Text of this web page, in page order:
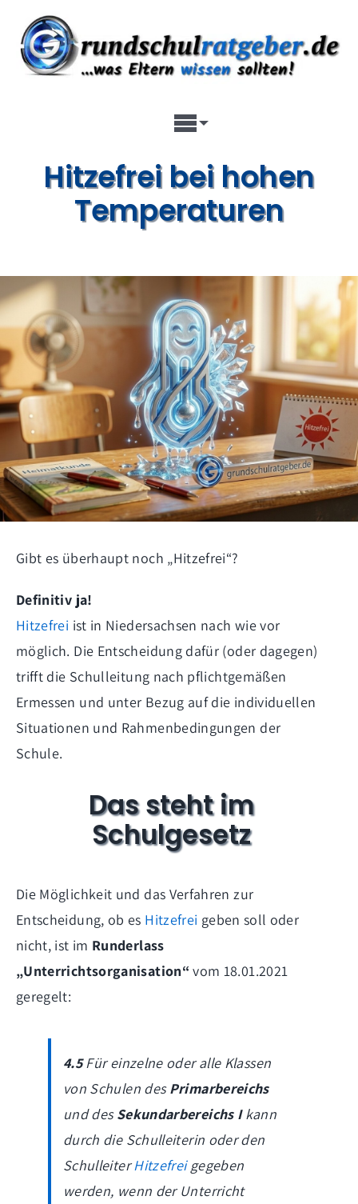
Inhalt
springen
Toggle
Navigation
Hitzefrei bei hohen
Temperaturen
Gibt es überhaupt noch „Hitzefrei“?
Definitiv ja!
Hitzefrei ist in Niedersachsen nach wie vor
möglich. Die Entscheidung dafür (oder dagegen)
trifft die Schulleitung nach pflichtgemäßen
Ermessen und unter Bezug auf die individuellen
Situationen und Rahmenbedingungen der
Schule.
Das steht im
Schulgesetz
Die Möglichkeit und das Verfahren zur
Entscheidung, ob es Hitzefrei geben soll oder
nicht, ist im Runderlass
„Unterrichtsorganisation“ vom 18.01.2021
geregelt:
4.5Für einzelne oder alle Klassen
von Schulen desPrimarbereichs
und desSekundarbereichs Ikann
durch die Schulleiterin oder den
SchulleiterHitzefreigegeben
werden, wenn der Unterricht